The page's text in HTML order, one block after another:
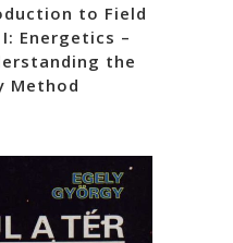
to Field
Energetics –
the
Method